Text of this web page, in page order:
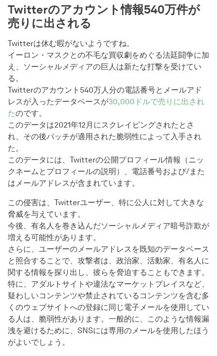
Twitterのアカウント情報540万件が
売りに出される
Twitterは休む暇がないようですね。
イーロン・マスクとの不毛な買収劇をめぐる法廷闘争に加
え、ソーシャルメディアの巨人は新たな打撃を受けてい
る。
Twitterのアカウント540万人分の電話番号とメールアド
レスが入ったデータベースが30,000ドルで売りに出され
たのです。
このデータは2021年12月にスクレイピングされたとさ
れ、その後パッチが適用された脆弱性によって入手され
た。
このデータには、Twitterの公開プロフィール情報（ニッ
クネームとプロフィールの説明）、電話番号および/また
はメールアドレスが含まれています。
この侵害は、Twitterユーザー、特に公人に対して大きな
脅威を与えています。
今後、有名人を巻き込んだソーシャルメディア暗号詐欺が
増える可能性があります。
さらに、ユーザーのメールアドレスを既知のデータベース
と照合することで、攻撃者は、政治家、活動家、有名人に
関する情報を探り出し、彼らを脅迫することもできます。
特に、アダルトサイトや違法なマーケットプレイスなど、
疑わしいコンテンツや禁止されているコンテンツを含む多
くのウェブサイトへの登録に同じ電子メールを使用してい
る人は、脆弱性があります。一般的に、このような情報漏
洩を避けるために、SNSには専用のメールを使用したほう
がよいでしょう。